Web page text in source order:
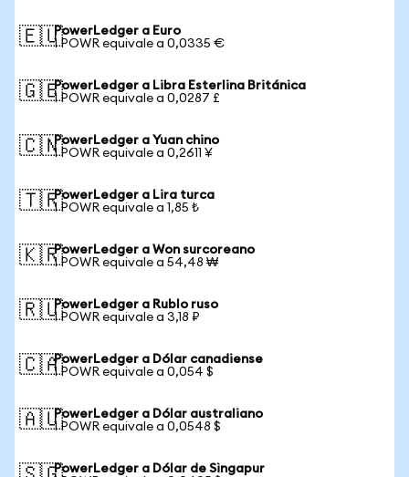
🇪🇺PowerLedger a Euro
1 POWR equivale a 0,0335 €
🇬🇧PowerLedger a Libra Esterlina Británica
1 POWR equivale a 0,0287 £
🇨🇳PowerLedger a Yuan chino
1 POWR equivale a 0,2611 ¥
🇹🇷PowerLedger a Lira turca
1 POWR equivale a 1,85 ₺
🇰🇷PowerLedger a Won surcoreano
1 POWR equivale a 54,48 ₩
🇷🇺PowerLedger a Rublo ruso
1 POWR equivale a 3,18 ₽
🇨🇦PowerLedger a Dólar canadiense
1 POWR equivale a 0,054 $
🇦🇺PowerLedger a Dólar australiano
1 POWR equivale a 0,0548 $
PowerLedger a Dólar de Singapur